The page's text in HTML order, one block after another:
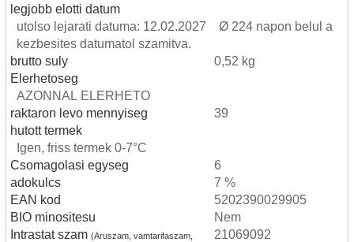
legjobb elotti datum
utolso lejarati datuma: 12.02.2027 Ø 224 napon belul a
kezbesites datumatol szamitva.
brutto suly
0,52 kg
Elerhetoseg
AZONNAL ELERHETO
raktaron levo mennyiseg
39
hutott termek
Igen, friss termek 0-7°C
Csomagolasi egyseg
6
adokulcs
7 %
EAN kod
5202390029905
BIO minositesu
Nem
Intrastat szam (Aruszam, vamtarifaszam,
21069092